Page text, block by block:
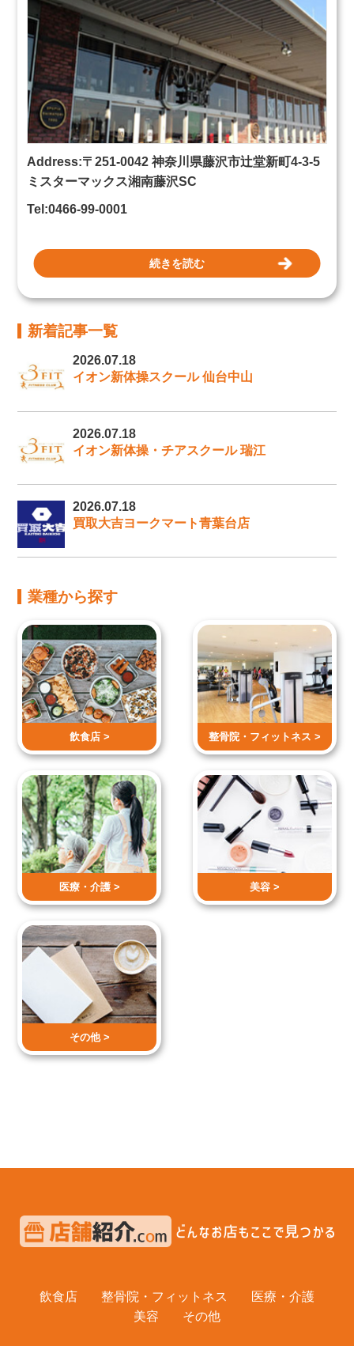
Address:〒251-0042 神奈川県藤沢市辻堂新町4-3-5
ミスターマックス湘南藤沢SC
Tel:0466-99-0001
続きを読む
新着記事一覧
2026.07.18
イオン新体操スクール 仙台中山
2026.07.18
イオン新体操・チアスクール 瑞江
2026.07.18
買取大吉ヨークマート青葉台店
業種から探す
飲食店 > 整骨院・ フィットネス >
医療・介護 > 美容 >
その他 >
飲食店 整骨院・フィットネス
医療・介護
美容
その他